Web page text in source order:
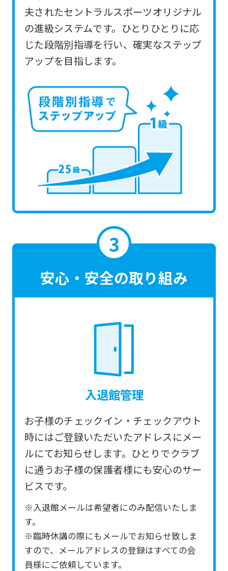
夫されたセントラルスポーツオリジナル
の進級システムです。ひとりひとりに応
じた段階別指導を行い、確実なステップ
アップを目指します。
安心・安全の取り組み
入退館管理
お子様のチェックイン・チェックアウト
時にはご登録いただいたアドレスにメー
ルにてお知らせします。ひとりでクラブ
に通うお子様の保護者様にも安心のサー
ビスです。
※入退館メールは希望者にのみ配信いたしま
す。
※臨時休講の際にもメールでお知らせ致しま
すので、メールアドレスの登録はすべての会
員様にご依頼しています。
you
use
an
automatic
translation
service,
the
Japanese
version
of
this
website
be
translated
mechanically,
it
may
be
an
translation.
The
may
differ
from
the
content.
ask
that